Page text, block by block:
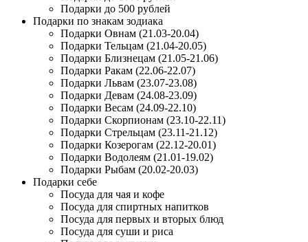
Подарки до 500 рублей
Подарки по знакам зодиака
Подарки Овнам (21.03-20.04)
Подарки Тельцам (21.04-20.05)
Подарки Близнецам (21.05-21.06)
Подарки Ракам (22.06-22.07)
Подарки Львам (23.07-23.08)
Подарки Девам (24.08-23.09)
Подарки Весам (24.09-22.10)
Подарки Скорпионам (23.10-22.11)
Подарки Стрельцам (23.11-21.12)
Подарки Козерогам (22.12-20.01)
Подарки Водолеям (21.01-19.02)
Подарки Рыбам (20.02-20.03)
Подарки себе
Посуда для чая и кофе
Посуда для спиртных напитков
Посуда для первых и вторых блюд
Посуда для суши и риса